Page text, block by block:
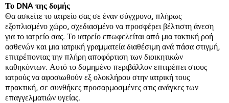
Το DNA της δομής
Θα ασκείτε το ιατρείο σας σε έναν σύγχρονο, πλήρως
εξοπλισμένο χώρο, σχεδιασμένο να προσφέρει βέλτιστη άνεση
για το ιατρείο σας. Το ιατρείο επωφελείται από μια τακτική ροή
ασθενών και μια ιατρική γραμματεία διαθέσιμη ανά πάσα στιγμή,
επιτρέποντας την πλήρη αποφόρτιση των διοικητικών
καθηκόντων. Αυτό το δομημένο περιβάλλον επιτρέπει στους
ιατρούς να αφοσιωθούν εξ ολοκλήρου στην ιατρική τους
πρακτική, σε συνθήκες προσαρμοσμένες στις ανάγκες των
επαγγελματιών υγείας.